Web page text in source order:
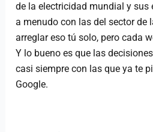
de la electricidad mundial y sus
a menudo con las del sector de
arreglar eso tú solo, pero cada
Y lo bueno es que las
casi siempre con las que ya te
Google.